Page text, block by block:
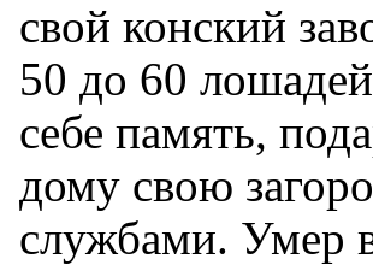
свой конский
50 до 60
себе память,
дому свою
службами. Умер